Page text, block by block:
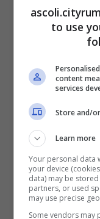
Ben Affleck e
loro dimora
separazione (Foto
Si tratta della
coniugale,
Hills
è composta
bagni e
anche un
auto e un
to use
content
services
Store and/
Learn more
Your personal data
your device
data) may be
partners, or used
may use precise
Some vendors may